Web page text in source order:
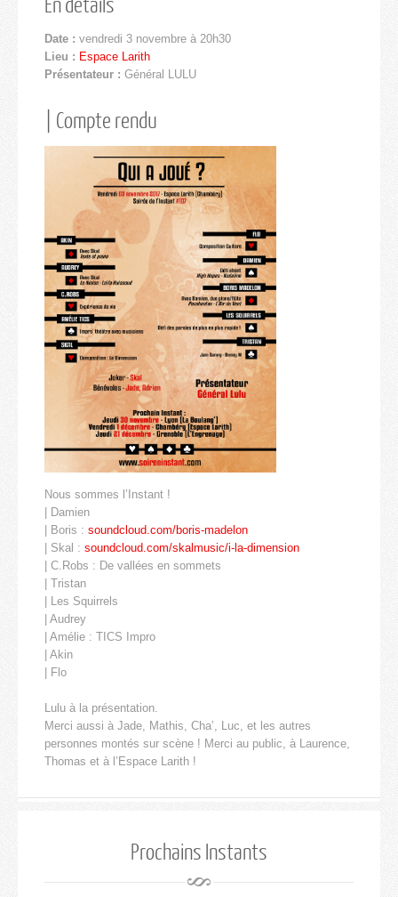
Date : vendredi 3 novembre à 20h30
Lieu : Espace Larith
Présentateur : Général LULU
| Compte rendu
Nous sommes l’Instant !
| Damien
| Boris : soundcloud.com/boris-madelon
| Skal : soundcloud.com/skalmusic/i-la-dimension
| C.Robs : De vallées en sommets
| Tristan
| Les Squirrels
| Audrey
| Amélie : TICS Impro
| Akin
| Flo
Lulu à la présentation.
Merci aussi à Jade, Mathis, Cha’, Luc, et les autres
personnes montés sur scène ! Merci au public, à Laurence,
Thomas et à l’Espace Larith !
Prochains Instants